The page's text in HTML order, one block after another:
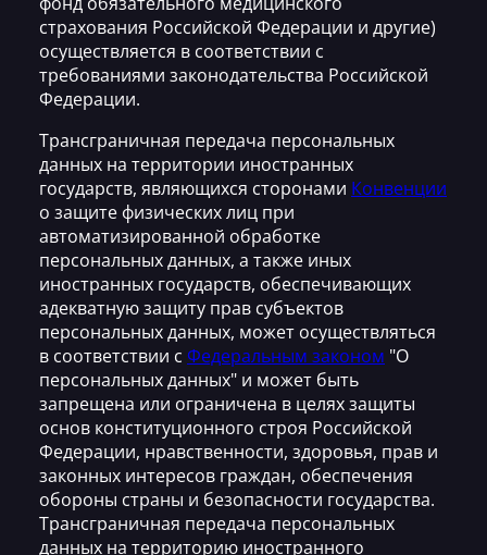
страхования Российской Федерации и другие)
осуществляется в соответствии с
требованиями законодательства Российской
Федерации.
Трансграничная передача персональных
данных на территории иностранных
государств, являющихся сторонами Конвенции
о защите физических лиц при
автоматизированной обработке
персональных данных, а также иных
иностранных государств, обеспечивающих
адекватную защиту прав субъектов
персональных данных, может осуществляться
в соответствии с Федеральным законом "О
персональных данных" и может быть
запрещена или ограничена в целях защиты
основ конституционного строя Российской
Федерации, нравственности, здоровья, прав и
законных интересов граждан, обеспечения
обороны страны и безопасности государства.
Трансграничная передача персональных
данных на территорию иностранного